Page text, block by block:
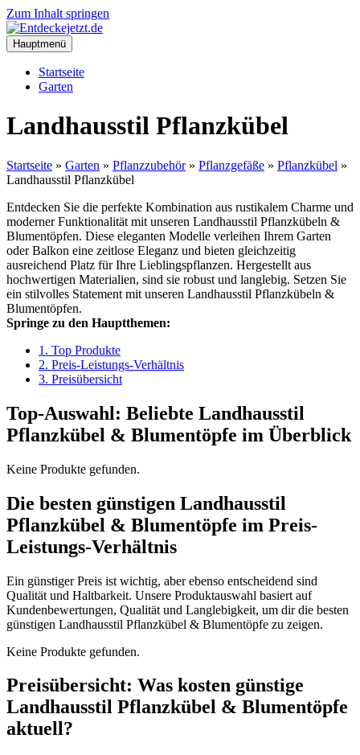
Zum Inhalt springen
Hauptmenü
Startseite
Garten
Landhausstil Pflanzkübel
Startseite » Garten » Pflanzzubehör» Pflanzgefäße » Pflanzkübel »
Landhausstil Pflanzkübel
Entdecken Sie die perfekte Kombination aus rustikalem Charme und
moderner Funktionalität mit unseren Landhausstil Pflanzkübeln &
Blumentöpfen. Diese eleganten Modelle verleihen Ihrem Garten
oder Balkon eine zeitlose Eleganz und bieten gleichzeitig
ausreichend Platz für Ihre Lieblingspflanzen. Hergestellt aus
hochwertigen Materialien, sind sie robust und langlebig. Setzen Sie
ein stilvolles Statement mit unseren Landhausstil Pflanzkübeln &
Blumentöpfen.
Springe zu den Hauptthemen:
1. Top Produkte
2. Preis-Leistungs-Verhältnis
3. Preisübersicht
Top-Auswahl: Beliebte Landhausstil
Pflanzkübel & Blumentöpfe im Überblick
Keine Produkte gefunden.
Die besten günstigen Landhausstil
Pflanzkübel & Blumentöpfe im Preis-
Leistungs-Verhältnis
Ein günstiger Preis ist wichtig, aber ebenso entscheidend sind
Qualität und Haltbarkeit. Unsere Produktauswahl basiert auf
Kundenbewertungen, Qualität und Langlebigkeit, um dir die besten
günstigen Landhausstil Pflanzkübel & Blumentöpfe zu zeigen.
Keine Produkte gefunden.
Preisübersicht: Was kosten günstige
Landhausstil Pflanzkübel & Blumentöpfe
aktuell?